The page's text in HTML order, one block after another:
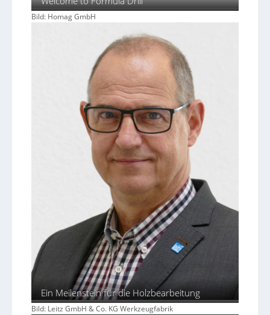
Bild: Homag GmbH
Ein Meilenstein für die Holzbearbeitung
Bild: Leitz GmbH & Co. KG Werkzeugfabrik